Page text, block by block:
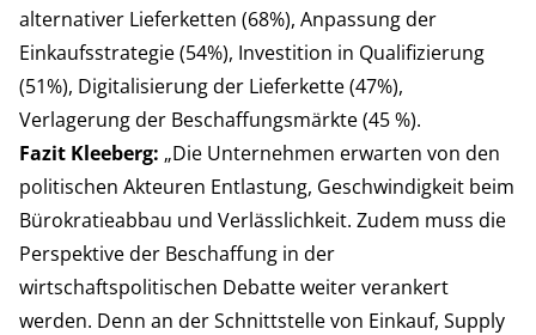
alternativer Lieferketten (68%), Anpassung der
Einkaufsstrategie (54%), Investition in Qualifizierung
(51%), Digitalisierung der Lieferkette (47%),
Verlagerung der Beschaffungsmärkte (45 %).
Fazit Kleeberg: „Die Unternehmen erwarten von den
politischen Akteuren Entlastung, Geschwindigkeit beim
Bürokratieabbau und Verlässlichkeit. Zudem muss die
Perspektive der Beschaffung in der
wirtschaftspolitischen Debatte weiter verankert
werden. Denn an der Schnittstelle von Einkauf, Supply